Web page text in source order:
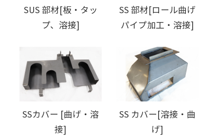
SUS 部材[板・タッ
プ、溶接]
SS 部材[ロール曲げ
パイプ加工・溶接]
SSカバー [曲げ・溶
接]
SS カバー[溶接・曲
げ]